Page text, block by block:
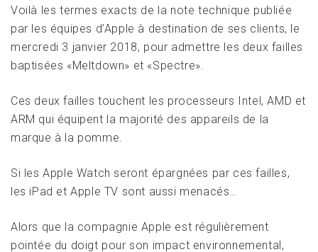
Voilà les termes exacts de la note technique publiée
par les équipes d’Apple à destination de ses clients, le
mercredi 3 janvier 2018, pour admettre les deux failles
baptisées «Meltdown» et «Spectre».
Ces deux failles touchent les processeurs Intel, AMD et
ARM qui équipent la majorité des appareils de la
marque à la pomme.
Si les Apple Watch seront épargnées par ces failles,
les iPad et Apple TV sont aussi menacés…
Alors que la compagnie Apple est régulièrement
pointée du doigt pour son impact environnemental,